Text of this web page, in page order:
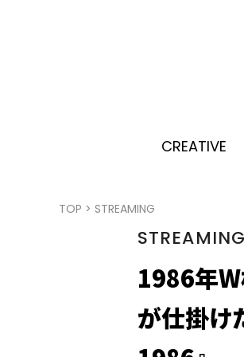
CREATIVE
TOP > STREAMING
STREAMING
1986年
が仕掛け